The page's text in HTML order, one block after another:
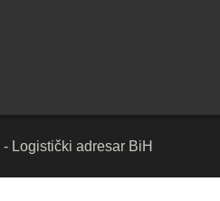
- Logistički adresar BiH